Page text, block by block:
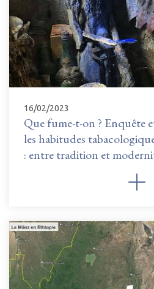
16/02/2023
Que fume-t-on ? Enquête
les habitudes
: entre tradition et